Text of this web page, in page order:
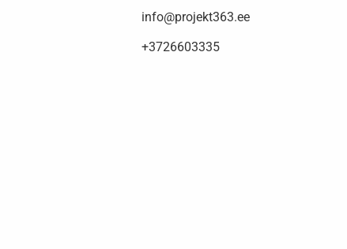
info@projekt363.ee
+3726603335